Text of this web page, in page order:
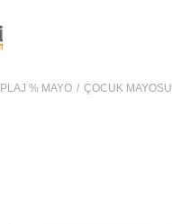
PLAJ % MAYO ÇOCUK MAYOSU